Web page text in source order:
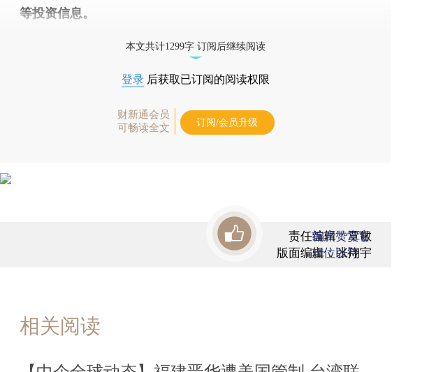
等投资信息。
本文共计1299字 订阅后继续阅读
登录 后获取已订阅的阅读权限
财新通会员
可畅读全文
订阅/会员升级
责任编辑：覃敏
版面编辑：张翔宇
首席赞赏官
虚位以待
相关阅读